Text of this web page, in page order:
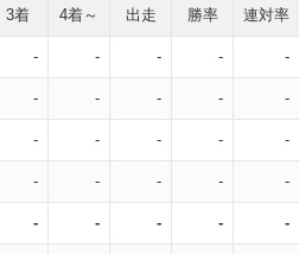
3着 4着～ 出走 勝率 連対率
- - - - -
- - - - -
- - - - -
- - - - -
- - - - -